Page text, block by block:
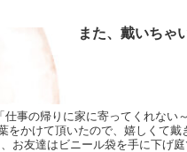
また、戴いちゃ
仕事の帰りに家に寄ってくれない
をかけて頂いたので、嬉しくて戴
お友達はビニール袋を手に下げ